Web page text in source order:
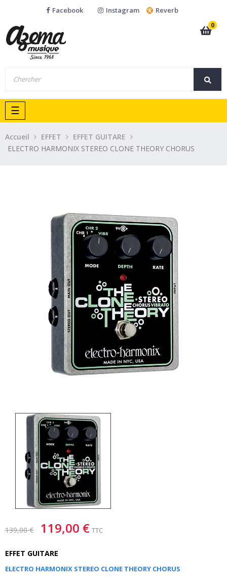
Facebook Instagram
Reverb
0
Basculer
la
navigation
☰
Accueil EFFET
EFFET GUITARE
ELECTRO HARMONIX STEREO CLONE THEORY CHORUS
139,00 € 119,00 € TTC
EFFET GUITARE
ELECTRO HARMONIX STEREO CLONE THEORY CHORUS